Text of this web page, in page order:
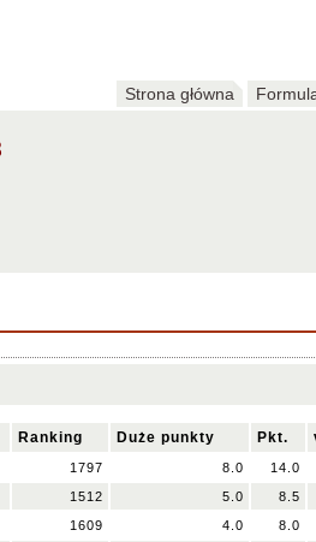
Strona główna
Ranking Duże punkty Pkt.
1797 8.0 14.0
1512 5.0 8.5
1609 4.0 8.0